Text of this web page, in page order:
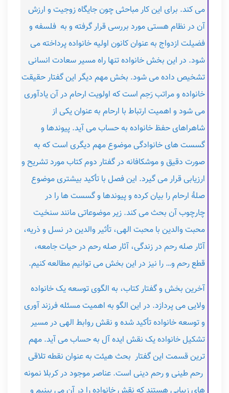
می کند. برای این کار مباحثی چون جایگاه زوجیت و ارزش
آن در نظام هستی مورد بررسی قرار گرفته و به فلسفه و
فضیلت ازدواج به عنوان کانون اولیه خانواده پرداخته می
شود. در این بخش خانواده تنها راه مسیر سعادت انسانی
تشخیص داده می شود. بخش مهم دیگر این گفتار حقیقت
خانواده و مراتب رَحِم است که اولویت ارحام در آن یادآوری
می شود و اهمیت ارتباط با ارحام به عنوان یکی از
شاهراهای حفظ خانواده به حساب می آید. پیوندها و
گسست های خانوادگی موضوع مهم دیگری است که به
صورت دقیق و موشکافانه در گفتار دوم کتاب مورد تشریح و
ارزیابی قرار می گیرد. این فصل با تأکید بیشتری موضوع
صلۀ ارحام را بیان کرده و پیوندها و گسست ها را در
چارچوب آن بحث می کند. زیر موضوعاتی مانند سنخیت
محبت والدین با محبت الهی، تأثیر والدین در نسل و ذریه،
آثار صله رحم در زندگی، آثار صله رحم در حیات جامعه،
قطع رحم و… را نیز در این بخش می توانیم مطالعه کنیم.
آخرین بخش و گفتار کتاب، به الگوی توسعه یک خانواده
ولایی می پردازد. در این الگو به اهمیت مسئله فرزند آوری
و توسعه خانواده تأکید شده و نقش روابط الهی در مسیر
تشکیل خانواده یک نقش ایده آل به حساب می آید. مهم
ترین قسمت این گفتار بحث هیئت به عنوان نقطه تلاقی
رحم طینی و رحم دینی است. عناصر موجود در کربلا نمونه